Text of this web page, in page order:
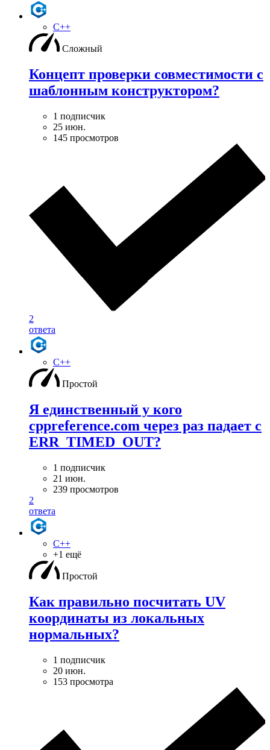
C++
Сложный
Концепт проверки совместимости с
шаблонным конструктором?
1 подписчик
25 июн.
145 просмотров
2
ответа
C++
Простой
Я единственный у кого
cppreference.com через раз падает с
ERR_TIMED_OUT?
1 подписчик
21 июн.
239 просмотров
2
ответа
C++
+1 ещё
Простой
Как правильно посчитать UV
координаты из локальных
нормальных?
1 подписчик
20 июн.
153 просмотра